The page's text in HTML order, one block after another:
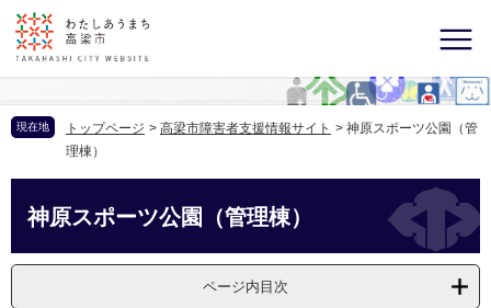
現在地 トップページ > 高梁市障害者支援情報サイト > 神原スポーツ公園（管
理棟）
神原スポーツ公園（管理棟）
ページ内目次